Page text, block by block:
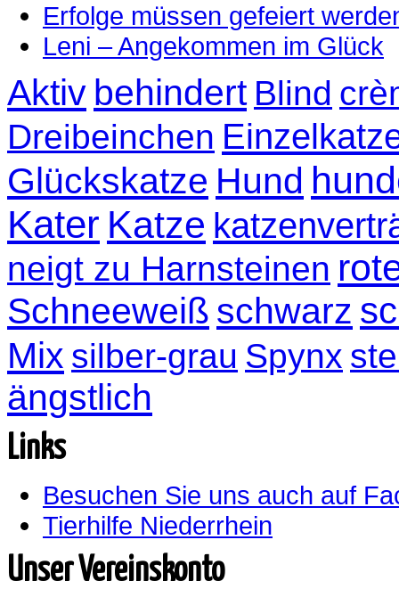
Erfolge müssen gefeiert
Leni – Angekommen im Glück
Aktiv behindert Blind
Dreibeinchen
Glückskatze Hund
Kater Katze
neigt zu Harnsteinen
Schneeweiß schwarz
Mix silber-grau Spynx
ängstlich
Links
Besuchen Sie uns auch auf
Tierhilfe Niederrhein
Unser Vereinskonto